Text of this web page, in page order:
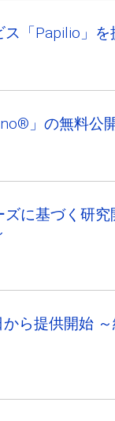
「Papilio」を
」の無料公
に基づく研究
ら提供開始